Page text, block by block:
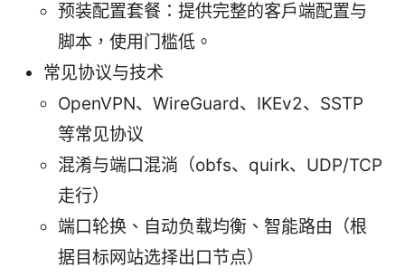
预装配置套餐：提供完整的客户端配置与
脚本，使用门槛低。
常见协议与技术
OpenVPN、WireGuard、IKEv2、SSTP
等常见协议
混淆与端口混淌（obfs、quirk、UDP/TCP
走行）
端口轮换、自动负载均衡、智能路由（根
据目标网站选择出口节点）